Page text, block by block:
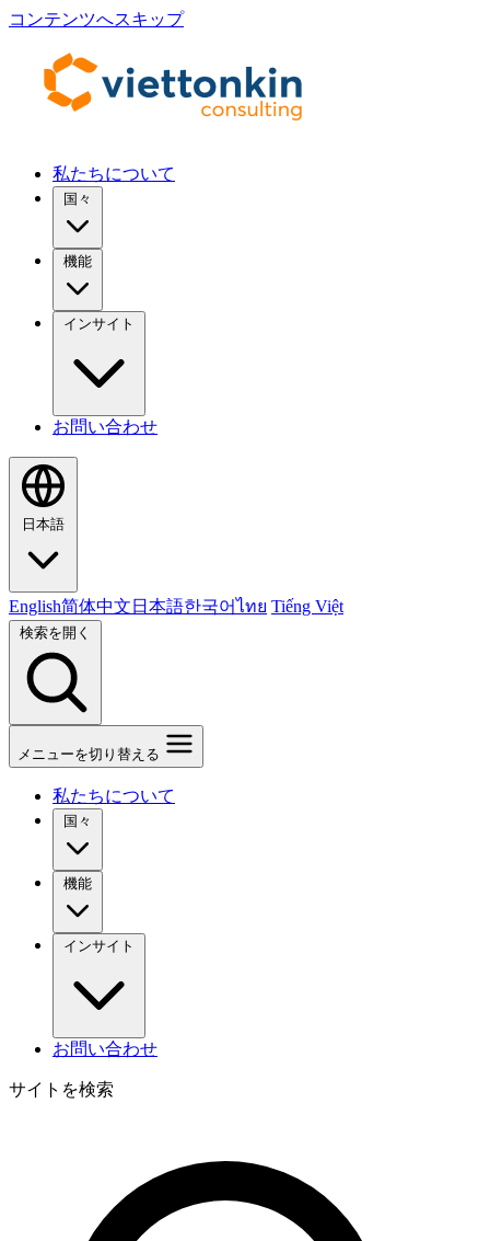
コンテンツへスキップ
私たちについて
国々
機能
インサイト
お問い合わせ
日本語
English简体中文 日本語한국어ไทย Tiếng Việt
検索を開く
メニューを切り替える
私たちについて
国々
機能
インサイト
お問い合わせ
サイトを検索